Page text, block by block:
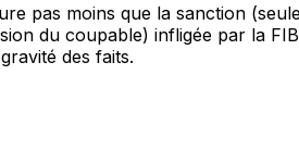
pas moins que la sanction
du coupable) infligée par la
des faits.